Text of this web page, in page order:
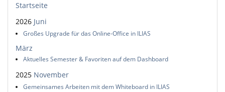
Startseite
2026 Juni
Großes Upgrade für das Online-Office in ILIAS
März
Aktuelles Semester & Favoriten auf dem Dashboard
2025 November
Gemeinsames Arbeiten mit dem Whiteboard in ILIAS